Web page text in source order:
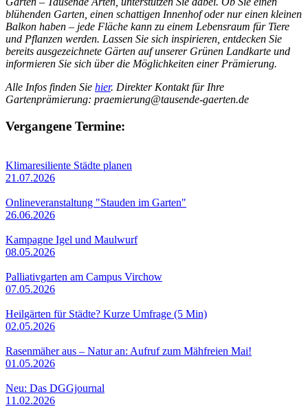
blühenden Garten, einen schattigen Innenhof oder nur einen kleinen
Balkon haben – jede Fläche kann zu einem Lebensraum für Tiere
und Pflanzen werden. Lassen Sie sich inspirieren, entdecken Sie
bereits ausgezeichnete Gärten auf unserer Grünen Landkarte und
informieren Sie sich über die Möglichkeiten einer Prämierung.
Alle Infos finden Sie hier. Direkter Kontakt für Ihre
Gartenprämierung: praemierung@tausende-gaerten.de
Vergangene Termine:
Klimaresiliente Städte planen
21.07.2026
Onlineveranstaltung "Stauden im Garten"
26.06.2026
Kampagne Igel und Maulwurf
08.05.2026
Palliativgarten am Campus Virchow
07.05.2026
Heilgärten für Städte? Kurze Umfrage (5 Min)
02.05.2026
Rasenmäher aus – Natur an: Aufruf zum Mähfreien Mai!
01.05.2026
Neu: Das DGGjournal
11.02.2026